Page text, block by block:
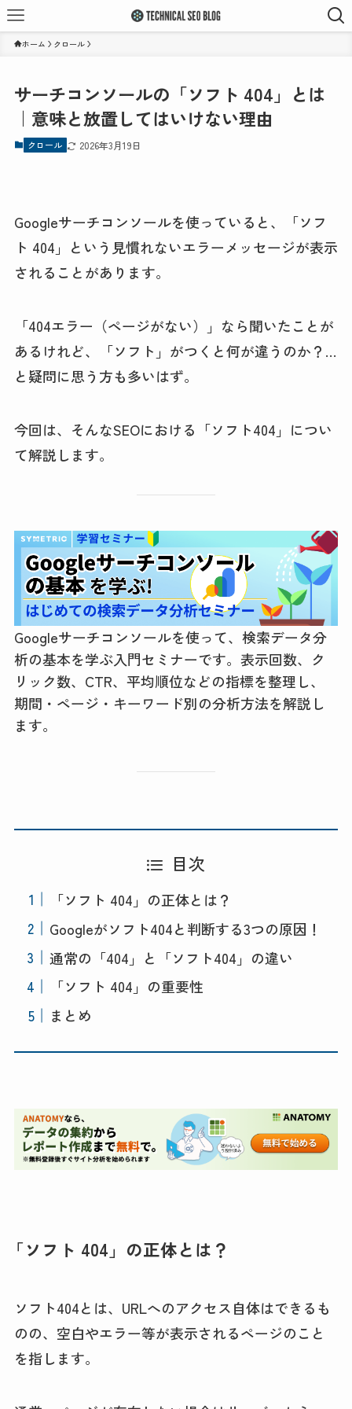
ホーム クロール
サーチコンソールの「ソフト 404」とは
｜意味と放置してはいけない理由
クロール 2026年3月19日
Googleサーチコンソールを使っていると、「ソフ
ト 404」という見慣れないエラーメッセージが表示
されることがあります。
「404エラー（ページがない）」なら聞いたことが
あるけれど、「ソフト」がつくと何が違うのか？…
と疑問に思う方も多いはず。
今回は、そんなSEOにおける「ソフト404」につい
て解説します。
Googleサーチコンソールを使って、検索データ分
析の基本を学ぶ入門セミナーです。表示回数、ク
リック数、CTR、平均順位などの指標を整理し、
期間・ページ・キーワード別の分析方法を解説し
ます。
目次
「ソフト 404」の正体とは？
Googleがソフト404と判断する3つの原因！
通常の「404」と「ソフト404」の違い
「ソフト 404」の重要性
まとめ
「ソフト 404」の正体とは？
ソフト404とは、URLへのアクセス自体はできるも
のの、空白やエラー等が表示されるページのこと
を指します。